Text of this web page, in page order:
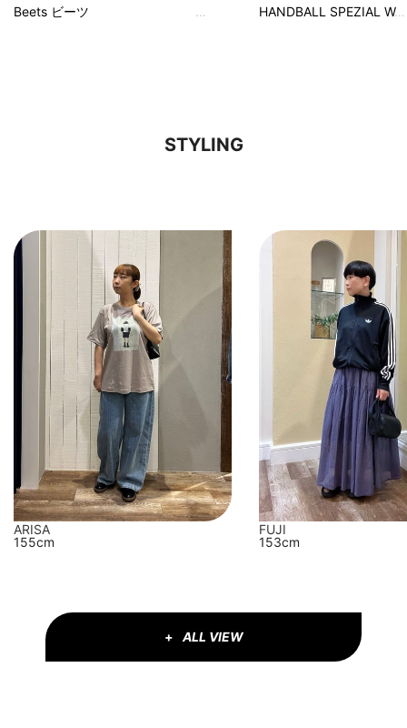
Beets ビーツ
HANDBALL SPEZIAL W
STYLING
ARISA
155cm
FUJI
153cm
ALL VIEW